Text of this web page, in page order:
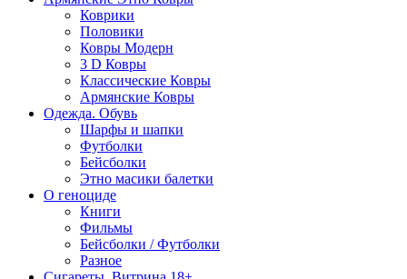
Коврики
Половики
Ковры Модерн
3 D Ковры
Классические Ковры
Армянские Ковры
Одежда. Обувь
Шарфы и шапки
Футболки
Бейсболки
Этно масики балетки
О геноциде
Книги
Фильмы
Бейсболки / Футболки
Разное